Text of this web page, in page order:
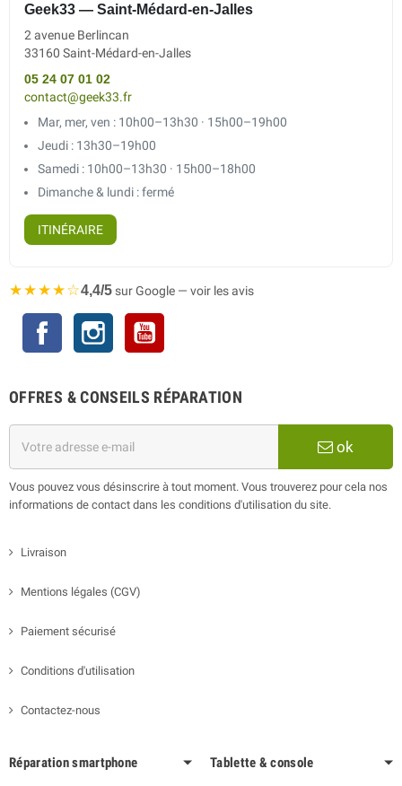
Geek33 — Saint-Médard-en-Jalles
2 avenue Berlincan
33160 Saint-Médard-en-Jalles
05 24 07 01 02
contact@geek33.fr
Mar, mer, ven : 10h00–13h30 · 15h00–19h00
Jeudi : 13h30–19h00
Samedi : 10h00–13h30 · 15h00–18h00
Dimanche & lundi : fermé
ITINÉRAIRE
★★★★☆4,4/5sur Google — voir les avis
Facebook Instagram
OFFRES & CONSEILS RÉPARATION
ok
Vous pouvez vous désinscrire à tout moment. Vous trouverez pour cela nos
informations de contact dans les conditions d'utilisation du site.
Livraison
Mentions légales (CGV)
Paiement sécurisé
Conditions d'utilisation
Contactez-nous
Réparation smartphone Tablette & console